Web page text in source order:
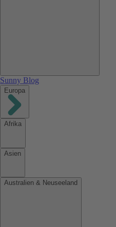
Sunny Blog
Europa
Afrika
Asien
Australien & Neuseeland